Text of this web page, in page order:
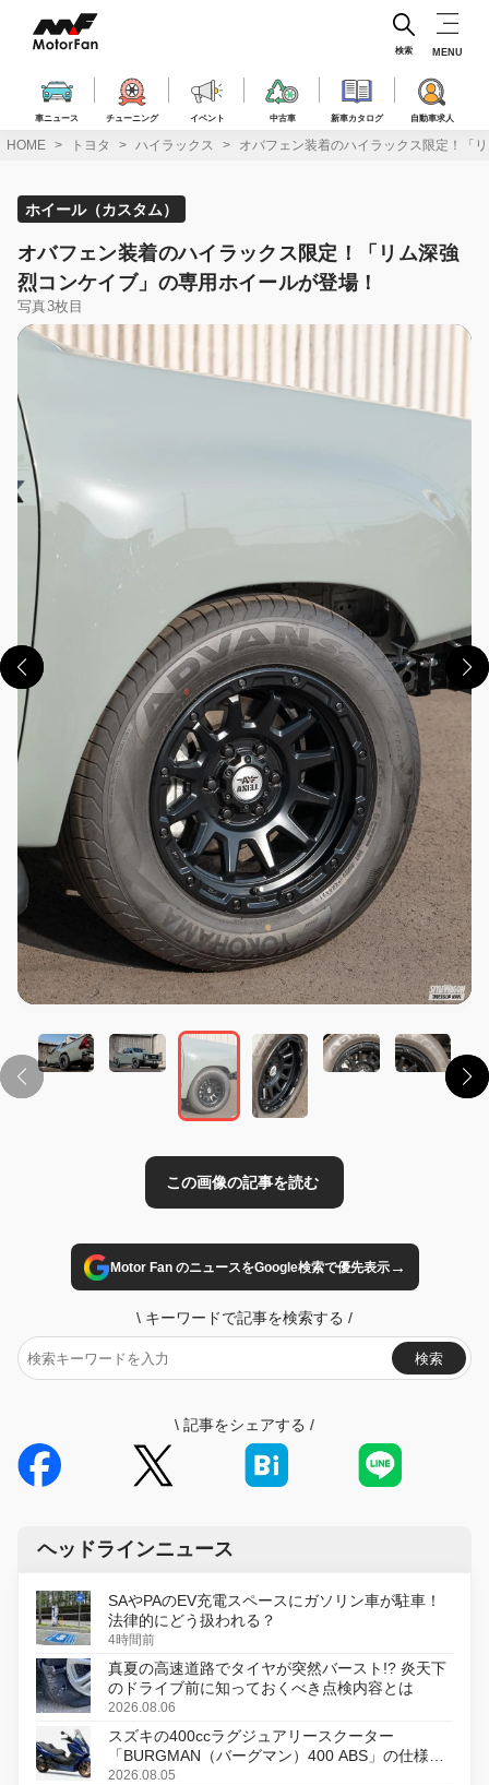
ス
車ニュース チューニング イベント 中古車 新車カタログ 自動車求人
検索 MENU
HOME トヨタ ハイラックス オバフェン装着のハイラックス限定！「
ホイール（カスタム）
オバフェン装着のハイラックス限定！「リム深強
烈コンケイブ」の専用ホイールが登場！
写真3枚目
この画像の記事を読む
Motor Fan のニュースをGoogle検索で優先表示→
\ キーワードで記事を検索する /
検索
\ 記事をシェアする /
ヘッドラインニュース
SAやPAのEV充電スペースにガソリン車が駐車！
法律的にどう扱われる？
4時間前
真夏の高速道路でタイヤが突然バースト!? 炎天下
のドライブ前に知っておくべき点検内容とは
2026.08.06
スズキの400ccラグジュアリースクーター
「BURGMAN（バーグマン）400 ABS」の仕様を
変更し、8月18日に発売
2026.08.05